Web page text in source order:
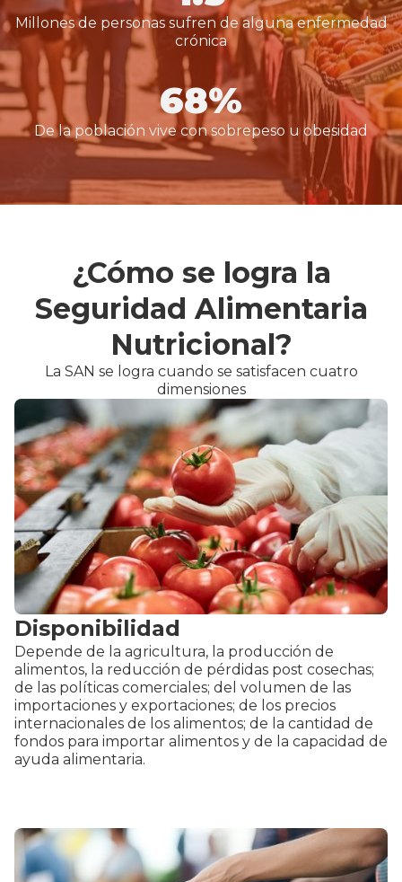
Millones de personas sufren de alguna enfermedad
crónica
68%
De la población vive con sobrepeso u obesidad
¿Cómo se logra la
Seguridad Alimentaria
Nutricional?
La SAN se logra cuando se satisfacen cuatro
dimensiones
Disponibilidad
Depende de la agricultura, la producción de
alimentos, la reducción de pérdidas post cosechas;
de las políticas comerciales; del volumen de las
importaciones y exportaciones; de los precios
internacionales de los alimentos; de la cantidad de
fondos para importar alimentos y de la capacidad de
ayuda alimentaria.